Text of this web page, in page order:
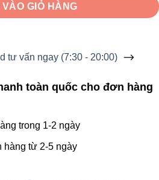
VÀO GIỎ HÀNG
tư vấn ngay (7:30 - 20:00)
toàn quốc cho đơn hàng
trong 1-2 ngày
hàng từ 2-5 ngày